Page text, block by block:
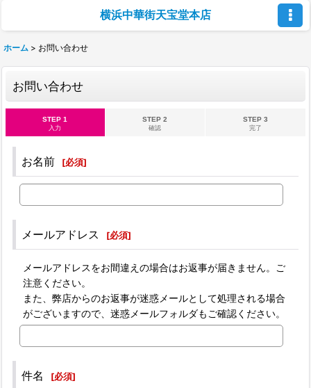
横浜中華街天宝堂本店
ホーム > お問い合わせ
お問い合わせ
STEP 1
入力
STEP 2
確認
STEP 3
完了
お名前 [必須]
メールアドレス [必須]
メールアドレスをお間違えの場合はお返事が届きません。ご
注意ください。
また、弊店からのお返事が迷惑メールとして処理される場合
がございますので、迷惑メールフォルダもご確認ください。
件名 [必須]